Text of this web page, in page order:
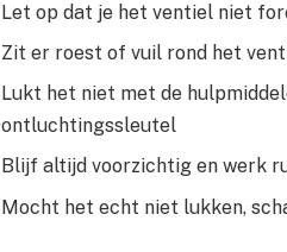
Let op dat je het ventiel niet
Zit er roest of vuil rond het
Lukt het niet met de
ontluchtingssleutel
Blijf altijd voorzichtig en werk
Mocht het echt niet lukken,